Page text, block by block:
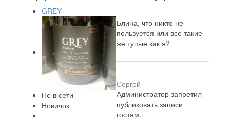
GREY
Не в сети
Новичок
Блина, что никто не
пользуется или все такие
же тупые как я?
Сергей
Администратор запретил
публиковать записи
гостям.